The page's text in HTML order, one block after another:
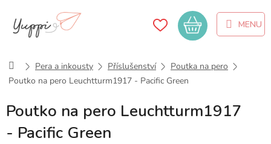
obsah
Nákupní
košík
DomůPera a inkousty Příslušenství
Poutka na pero
Poutko na pero Leuchtturm1917 - Pacific Green
Poutko na pero Leuchtturm1917
- Pacific Green